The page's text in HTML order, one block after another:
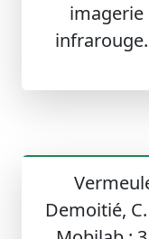
imagerie
Demoitié,